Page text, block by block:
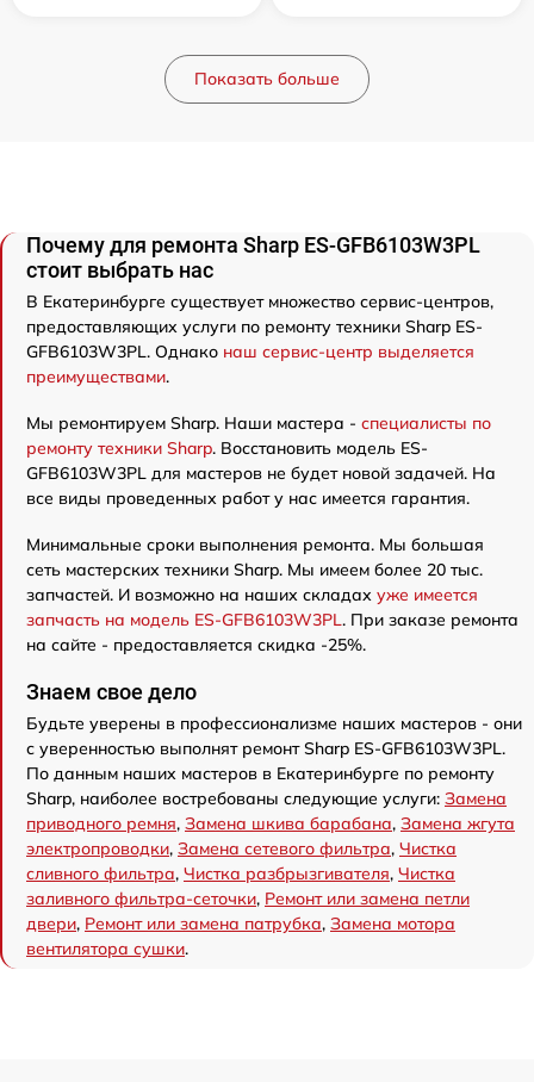
Показать больше
Почему для ремонта Sharp ES-GFB6103W3PL
стоит выбрать нас
В Екатеринбурге существует множество сервис-центров,
предоставляющих услуги по ремонту техники Sharp ES-
GFB6103W3PL. Однако наш сервис-центр выделяется
преимуществами.
Мы ремонтируем Sharp. Наши мастера - специалисты по
ремонту техники Sharp. Восстановить модель ES-
GFB6103W3PL для мастеров не будет новой задачей. На
все виды проведенных работ у нас имеется гарантия.
Минимальные сроки выполнения ремонта. Мы большая
сеть мастерских техники Sharp. Мы имеем более 20 тыс.
запчастей. И возможно на наших складах уже имеется
запчасть на модель ES-GFB6103W3PL. При заказе ремонта
на сайте - предоставляется скидка -25%.
Знаем свое дело
Будьте уверены в профессионализме наших мастеров - они
с уверенностью выполнят ремонт Sharp ES-GFB6103W3PL.
По данным наших мастеров в Екатеринбурге по ремонту
Sharp, наиболее востребованы следующие услуги: Замена
приводного ремня, Замена шкива барабана, Замена жгута
электропроводки, Замена сетевого фильтра, Чистка
сливного фильтра, Чистка разбрызгивателя, Чистка
заливного фильтра-сеточки, Ремонт или замена петли
двери, Ремонт или замена патрубка, Замена мотора
вентилятора сушки.